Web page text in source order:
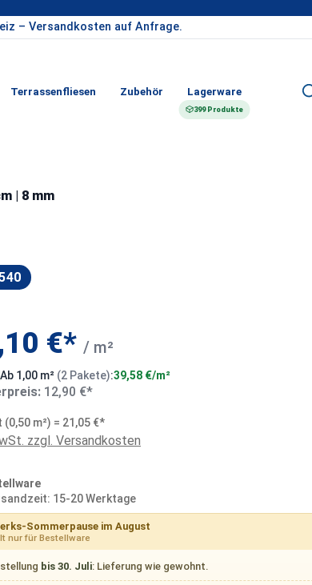
– Versandkosten auf Anfrage.
Terrassenfliesen Zubehör Lagerware
399 Produkte
| 8 mm
€* / m²
Ab 1,00 m² (2 Pakete):39,58 €/m²
12,90 €*
(0,50 m²) = 21,05 €*
zzgl. Versandkosten
15-20 Werktage
Sommerpause im August
nur für Bestellware
bis 30. Juli: Lieferung wie gewohnt.